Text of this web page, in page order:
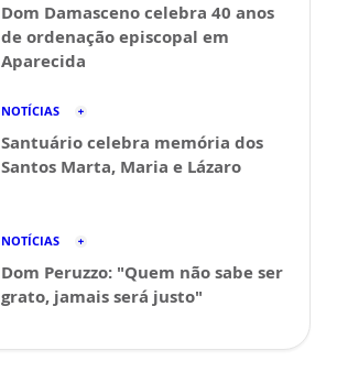
Dom Damasceno celebra 40 anos
de ordenação episcopal em
Aparecida
NOTÍCIAS
Santuário celebra memória dos
Santos Marta, Maria e Lázaro
NOTÍCIAS
Dom Peruzzo: "Quem não sabe ser
grato, jamais será justo"